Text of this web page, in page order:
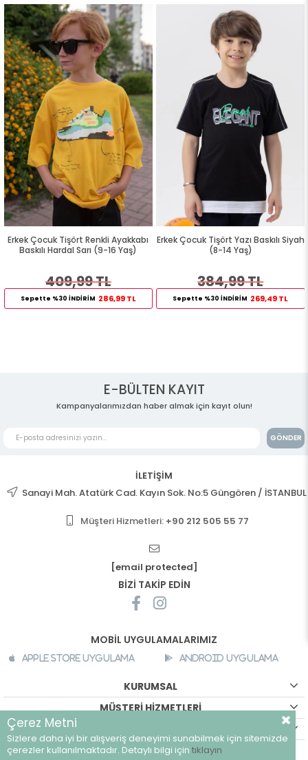
Erkek Çocuk Tişört Renkli Ayakkabı
Baskılı Hardal Sarı (9-16 Yaş)
409,99 TL
Sepette %30 İNDİRİM 286,99 TL
Erkek Çocuk Tişört Yazı Baskılı Siyah
(8-14 Yaş)
384,99 TL
Sepette %30 İNDİRİM 269,49 TL
E-BÜLTEN KAYIT
Kampanyalarımızdan haber almak için kayıt olun!
GÖNDER
İLETİŞİM
Sanayi Mah. Atatürk Cad. Kayın Sok. No:5 Güngören / İSTANBUL
Müşteri Hizmetleri: +90 212 505 55 77
[email protected]
BİZİ TAKİP EDİN
MOBİL UYGULAMALARIMIZ
Apple Store Uygulama Android Uygulama
KURUMSAL
MÜŞTERİ HİZMETLERİ
©breeze.com.tr - Tüm hakları saklıdır.
Çerez Metni
Sizlere daha iyi bir alışveriş deneyimi sunabilmek için sitemizde
çerezler kullanılmaktadır. Detaylı bilgi için tıklayın